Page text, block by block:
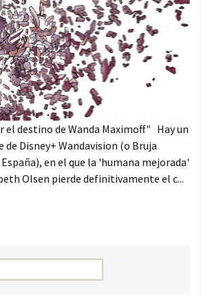
el destino de Wanda Maximoff" Hay un
Disney+ Wandavision (o Bruja
en el que la 'humana mejorada'
Olsen pierde definitivamente el c...